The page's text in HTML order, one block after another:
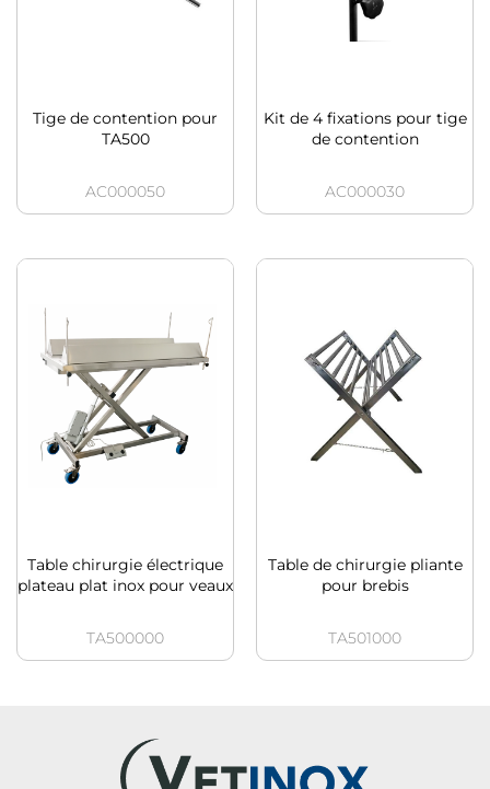
Tige de contention pour
TA500
AC000050
Kit de 4 fixations pour tige
de contention
AC000030
Table chirurgie électrique
plateau plat inox pour veaux
TA500000
Table de chirurgie pliante
pour brebis
TA501000